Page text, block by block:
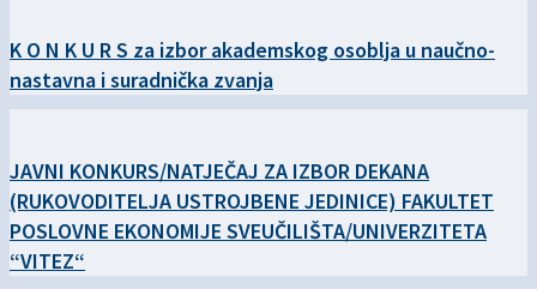
K O N K U R S za izbor akademskog osoblja u naučno-
nastavna i suradnička zvanja
JAVNI KONKURS/NATJEČAJ ZA IZBOR DEKANA
(RUKOVODITELJA USTROJBENE JEDINICE) FAKULTET
POSLOVNE EKONOMIJE SVEUČILIŠTA/UNIVERZITETA
“VITEZ“